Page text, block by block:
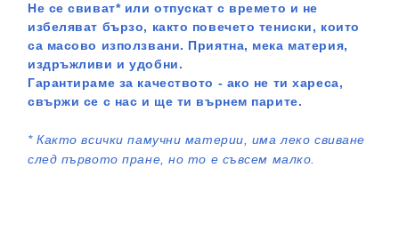
Не се свиват* или отпускат с времето и не
избеляват бързо, както повечето тениски, които
са масово използвани. Приятна, мека материя,
издръжливи и удобни.
Гарантираме за качеството - ако не ти хареса,
свържи се с нас и ще ти върнем парите.
*Както всички памучни материи, има леко свиване
след първото пране, но то е съвсем малко.